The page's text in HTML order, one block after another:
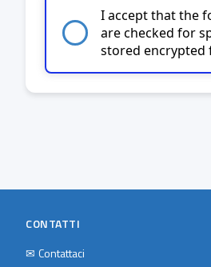
I accept that the
are checked for
stored encrypted
CONTATTI
✉ Contattaci